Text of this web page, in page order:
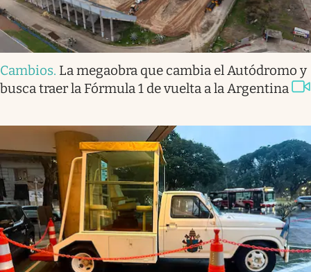
Cambios. La megaobra que cambia el Autódromo y
busca traer la Fórmula 1 de vuelta a la Argentina